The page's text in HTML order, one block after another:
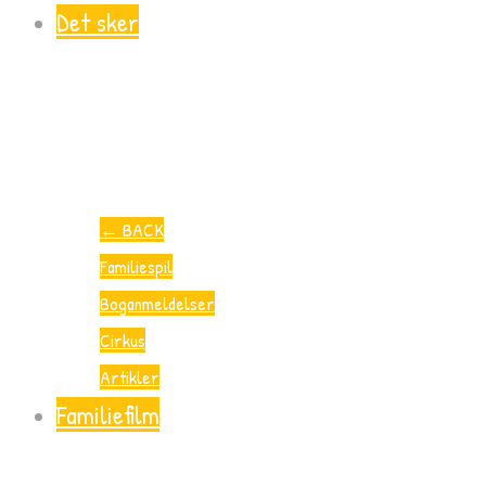
Det sker
← BACK
Familiespil
Boganmeldelser
Cirkus
Artikler
Familiefilm